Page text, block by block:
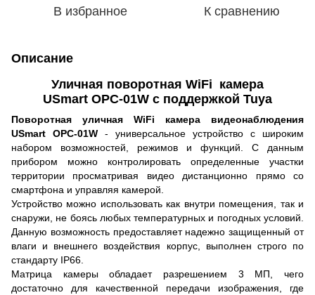
В избранное К сравнению
Описание
Уличная поворотная WiFi камера
USmart OPC-01W с поддержкой Tuya
Поворотная уличная WiFi камера видеонаблюдения
USmart OPC-01W - универсальное устройство с широким
набором возможностей, режимов и функций. С данным
прибором можно контролировать определенные участки
территории просматривая видео дистанционно прямо со
смартфона и управляя камерой.
Устройство можно использовать как внутри помещения, так и
снаружи, не боясь любых температурных и погодных условий.
Данную возможность предоставляет надежно защищенный от
влаги и внешнего воздействия корпус, выполнен строго по
стандарту IP66.
Матрица камеры обладает разрешением 3 МП, чего
достаточно для качественной передачи изображения, где